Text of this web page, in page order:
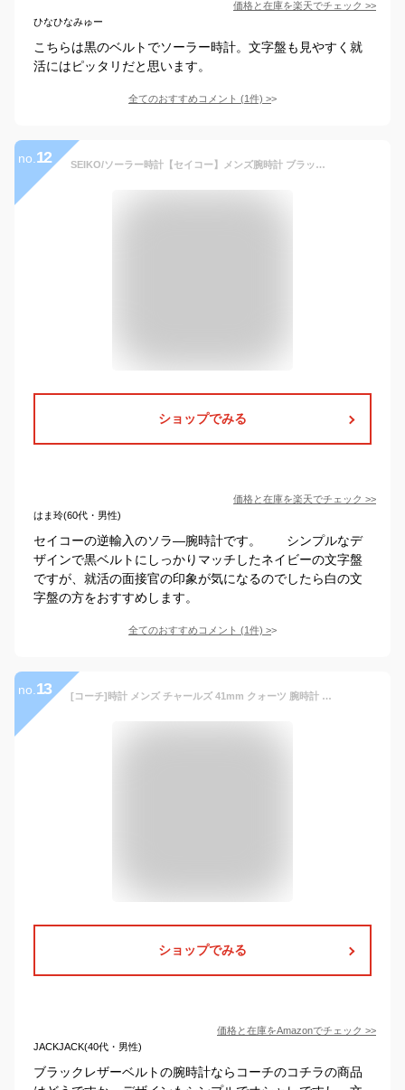
価格と在庫を楽天でチェック >>
ひなひなみゅー
こちらは黒のベルトでソーラー時計。文字盤も見やすく就
活にはピッタリだと思います。
全てのおすすめコメント (1件) >
no. 12 SEIKO/ソーラー時計【セイコー】メンズ腕時計 ブラックレザーベルト ネイビー文字盤 海外モデル【並行輸入品】 SUP861P1
ショップでみる
価格と在庫を楽天でチェック >>
はま玲(60代・男性)
セイコーの逆輸入のソラ―腕時計です。 シンプルなデ
ザインで黒ベルトにしっかりマッチしたネイビーの文字盤
ですが、就活の面接官の印象が気になるのでしたら白の文
字盤の方をおすすめします。
全てのおすすめコメント (1件) >
no. 13 [コーチ]時計 メンズ チャールズ 41mm クォーツ 腕時計 ウォッチ COACH CHARLES レザーベルト (11)14602434 ブラック ブラック [並行輸入品]
ショップでみる
価格と在庫をAmazonでチェック >>
JACKJACK(40代・男性)
ブラックレザーベルトの腕時計ならコーチのコチラの商品